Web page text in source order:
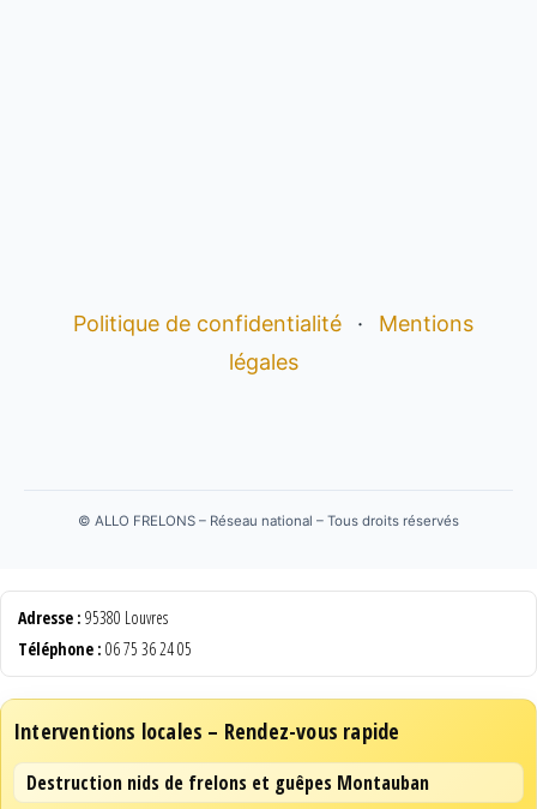
Politique de confidentialité ·
Mentions
légales
© ALLO FRELONS – Réseau national – Tous droits réservés
Adresse : 95380 Louvres
Téléphone : 06 75 36 24 05
Interventions locales – Rendez-vous rapide
Destruction nids de frelons et guêpes Montauban